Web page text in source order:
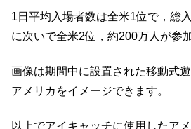
1日平均入場者数は全米1位で，総
に次いで全米2位，約200万人が参
画像は期間中に設置された移動式
アメリカをイメージできます。
以上でアイキャッチに使用したア